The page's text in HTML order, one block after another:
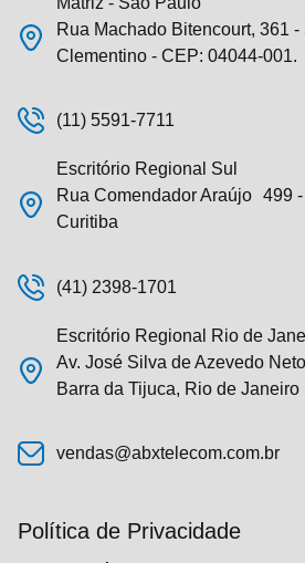
Rua Machado Bitencourt, 361 -
Clementino - CEP: 04044-001.
(11) 5591-7711
Escritório Regional Sul
Rua Comendador Araújo 499
Curitiba
(41) 2398-1701
Escritório Regional Rio de
Av. José Silva de Azevedo
Barra da Tijuca, Rio de Janeiro
vendas@abxtelecom.com.br
Política de Privacidade